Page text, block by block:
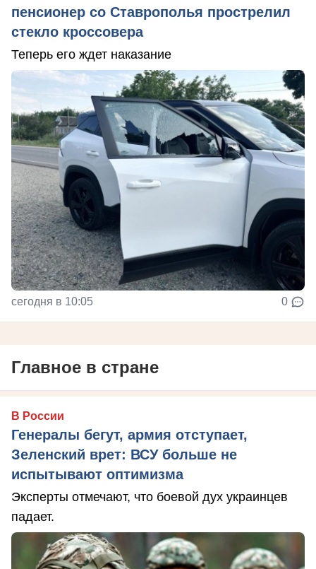
пенсионер со Ставрополья прострелил
стекло кроссовера
Теперь его ждет наказание
сегодня в 10:05 0
Главное в стране
В России
Генералы бегут, армия отступает,
Зеленский врет: ВСУ больше не
испытывают оптимизма
Эксперты отмечают, что боевой дух украинцев
падает.